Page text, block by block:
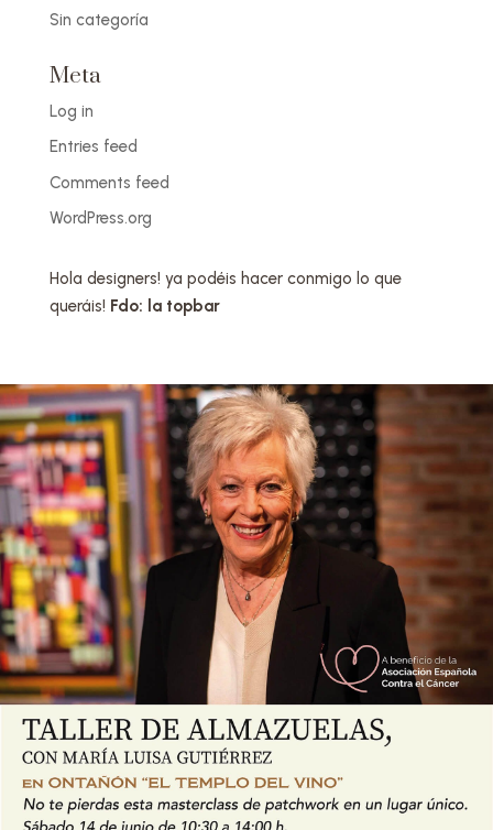
Sin categoría
Meta
Log in
Entries feed
Comments feed
WordPress.org
Hola designers! ya podéis hacer conmigo lo que
queráis! Fdo: la topbar